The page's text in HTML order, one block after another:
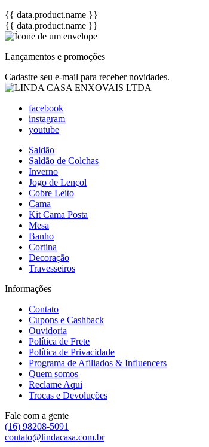
{{ data.product.name }}
{{ data.product.name }}
Lançamentos e promoções
Cadastre seu e-mail para receber novidades.
facebook
instagram
youtube
Saldão
Saldão de Colchas
Inverno
Jogo de Lençol
Cobre Leito
Cama
Kit Cama Posta
Mesa
Banho
Cortina
Decoração
Travesseiros
Informações
Contato
Cupons e Cashback
Ouvidoria
Política de Frete
Política de Privacidade
Programa de Afiliados & Influencers
Quem somos
Reclame Aqui
Trocas e Devoluções
Fale com a gente
(16) 98208-5091
contato@lindacasa.com.br